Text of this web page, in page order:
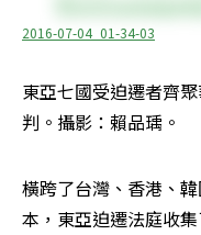
2016-07-04_01-34-03
東亞七國受迫遷者齊
判。攝影：賴品瑀。
橫跨了台灣、香港、
本，東亞迫遷法庭收